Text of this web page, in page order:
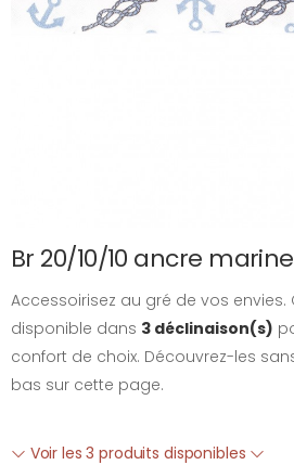
Br 20/10/10 ancre marine
Accessoirisez au gré de vos envies.
disponible dans 3 déclinaison(s)
confort de choix. Découvrez-les
bas sur cette page.
Voir les 3 produits disponibles